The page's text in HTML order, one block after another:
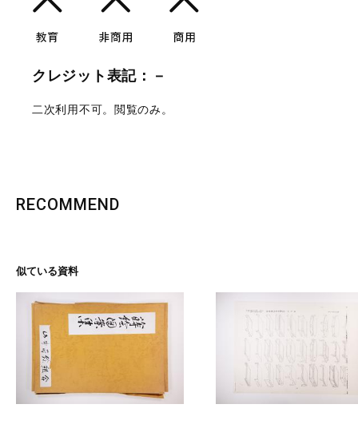
クレジット表記：－
二次利用不可。閲覧のみ。
RECOMMEND
似ている資料